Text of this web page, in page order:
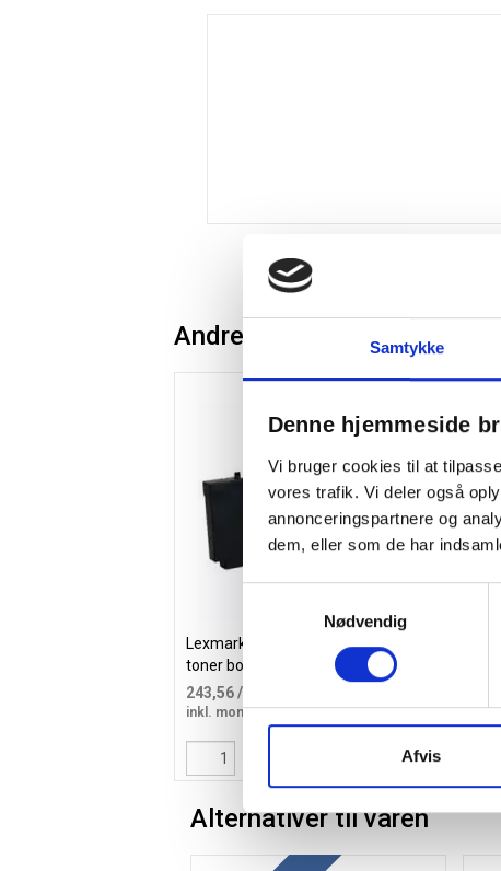
Samtykke
Denne hjemmeside
Vi bruger cookies til at
vores trafik. Vi deler også
annonceringspartnere og
dem, eller som de har
Nødvendig
Afvis
Andre kunder købte også
Lexmark C540/C543/C544 waste
toner box 30K resttoner beholder
243,56/ Stk
inkl. moms
Læg i kurv
inkl.
Alternativer til varen